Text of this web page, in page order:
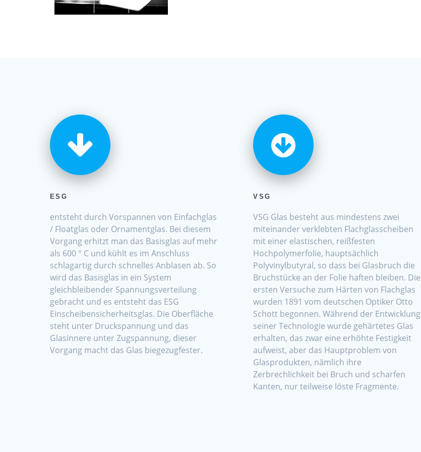
ESG
entsteht durch Vorspannen von Einfachglas
/ Floatglas oder Ornamentglas. Bei diesem
Vorgang erhitzt man das Basisglas auf mehr
als 600 ° С und kühlt es im Anschluss
schlagartig durch schnelles Anblasen ab. So
wird das Basisglas in ein System
gleichbleibender Spannungsverteilung
gebracht und es entsteht das ESG
Einscheibensicherheitsglas. Die Oberfläche
steht unter Druckspannung und das
Glasinnere unter Zugspannung, dieser
Vorgang macht das Glas biegezugfester.
VSG
VSG Glas besteht aus mindestens zwei
miteinander verklebten Flachglasscheiben
mit einer elastischen, reißfesten
Hochpolymerfolie, hauptsächlich
Polyvinylbutyral, so dass bei Glasbruch die
Bruchstücke an der Folie haften bleiben. Die
ersten Versuche zum Härten von Flachglas
wurden 1891 vom deutschen Optiker Otto
Schott begonnen. Während der Entwicklung
seiner Technologie wurde gehärtetes Glas
erhalten, das zwar eine erhöhte Festigkeit
aufweist, aber das Hauptproblem von
Glasprodukten, nämlich ihre
Zerbrechlichkeit bei Bruch und scharfen
Kanten, nur teilweise löste Fragmente.